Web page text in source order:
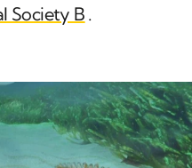
Society B .